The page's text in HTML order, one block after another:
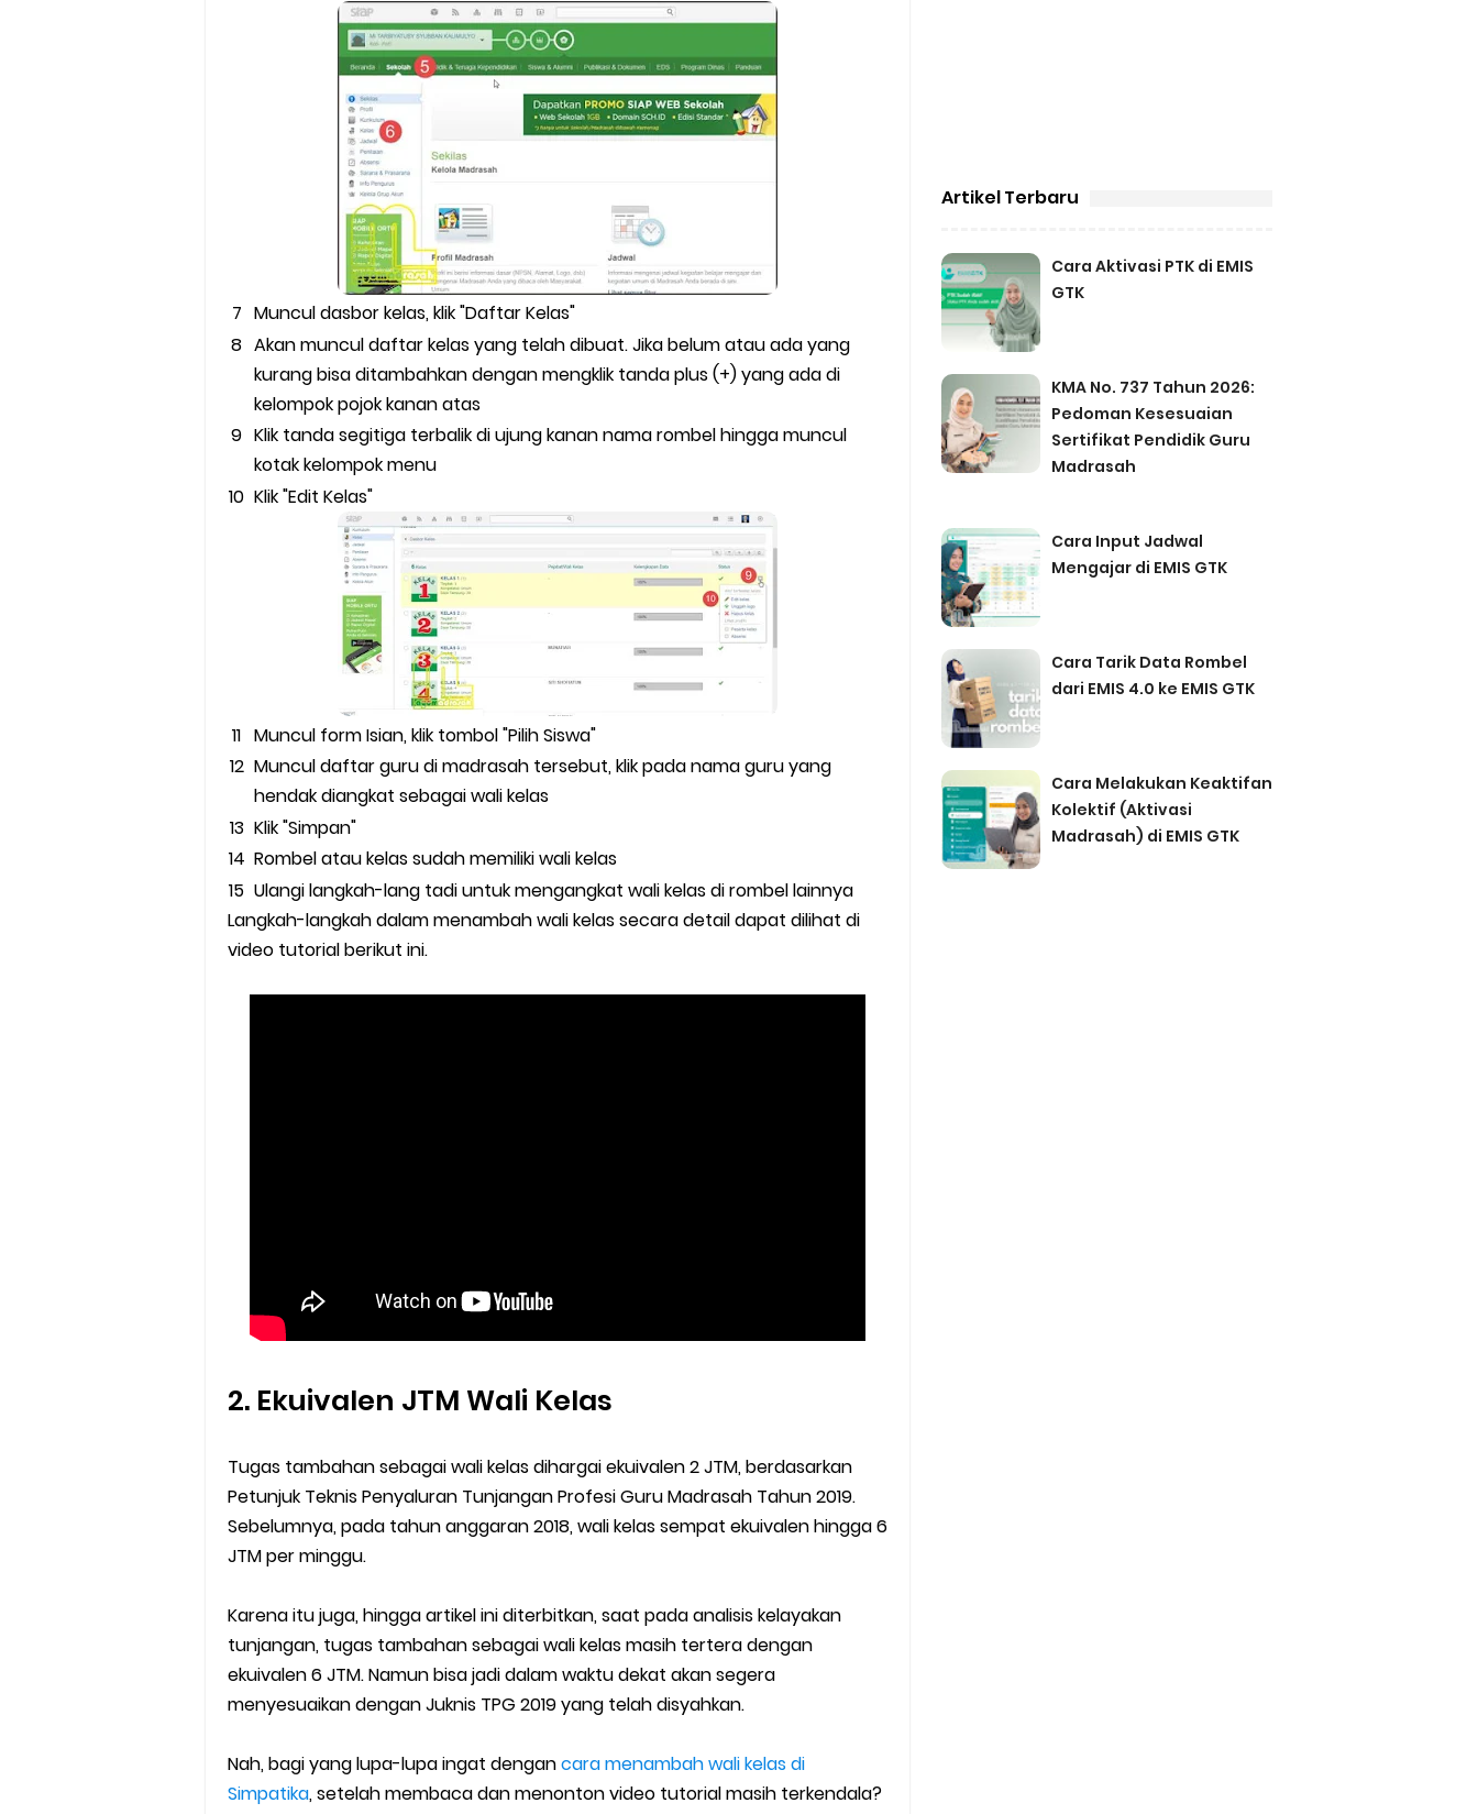
Muncul dasbor kelas, klik "Daftar Kelas"
Akan muncul daftar kelas yang telah dibuat. Jika belum atau ada yang
kurang bisa ditambahkan dengan mengklik tanda plus (+) yang ada di
kelompok pojok kanan atas
Klik tanda segitiga terbalik di ujung kanan nama rombel hingga muncul
kotak kelompok menu
Klik "Edit Kelas"
Muncul form Isian, klik tombol "Pilih Siswa"
Muncul daftar guru di madrasah tersebut, klik pada nama guru yang
hendak diangkat sebagai wali kelas
Klik "Simpan"
Rombel atau kelas sudah memiliki wali kelas
Ulangi langkah-lang tadi untuk mengangkat wali kelas di rombel lainnya
Langkah-langkah dalam menambah wali kelas secara detail dapat dilihat di
video tutorial berikut ini.
2. Ekuivalen JTM Wali Kelas
Tugas tambahan sebagai wali kelas dihargai ekuivalen 2 JTM, berdasarkan
Petunjuk Teknis Penyaluran Tunjangan Profesi Guru Madrasah Tahun 2019.
Sebelumnya, pada tahun anggaran 2018, wali kelas sempat ekuivalen hingga 6
JTM per minggu.
Karena itu juga, hingga artikel ini diterbitkan, saat pada analisis kelayakan
tunjangan, tugas tambahan sebagai wali kelas masih tertera dengan
ekuivalen 6 JTM. Namun bisa jadi dalam waktu dekat akan segera
menyesuaikan dengan Juknis TPG 2019 yang telah disyahkan.
Nah, bagi yang lupa-lupa ingat dengancara menambah wali kelas di
Simpatika, setelah membaca dan menonton video tutorial masih terkendala?
Artikel Terbaru
Cara Aktivasi PTK di EMIS
GTK
KMA No. 737 Tahun 2026:
Pedoman Kesesuaian
Sertifikat Pendidik Guru
Madrasah
Cara Input Jadwal
Mengajar di EMIS GTK
Cara Tarik Data Rombel
dari EMIS 4.0 ke EMIS GTK
Cara Melakukan Keaktifan
Kolektif (Aktivasi
Madrasah) di EMIS GTK